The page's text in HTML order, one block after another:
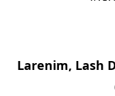
Larenim, Lash